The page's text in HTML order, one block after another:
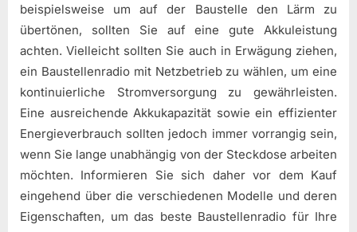
beispielsweise um auf der Baustelle den Lärm zu
übertönen, sollten Sie auf eine gute Akkuleistung
achten. Vielleicht sollten Sie auch in Erwägung ziehen,
ein Baustellenradio mit Netzbetrieb zu wählen, um eine
kontinuierliche Stromversorgung zu gewährleisten.
Eine ausreichende Akkukapazität sowie ein effizienter
Energieverbrauch sollten jedoch immer vorrangig sein,
wenn Sie lange unabhängig von der Steckdose arbeiten
möchten. Informieren Sie sich daher vor dem Kauf
eingehend über die verschiedenen Modelle und deren
Eigenschaften, um das beste Baustellenradio für Ihre